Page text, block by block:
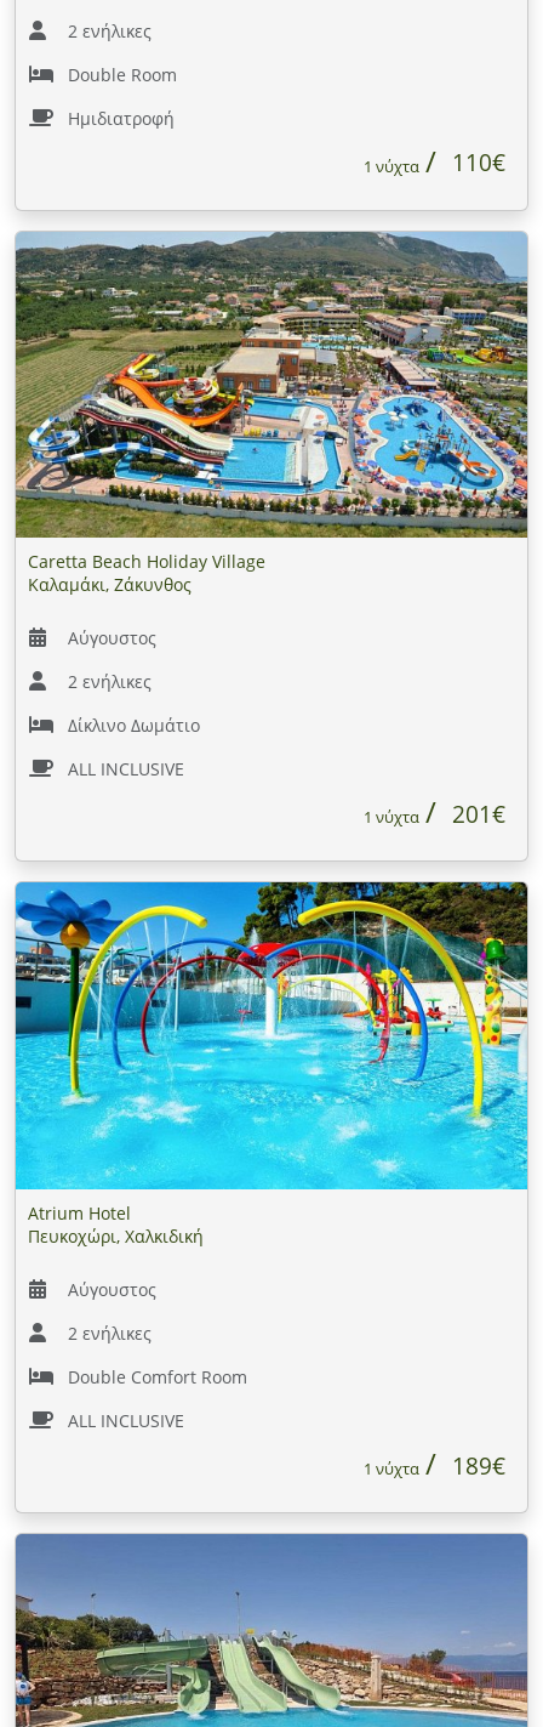
2 ενήλικες
Double Room
Ημιδιατροφή
1 νύχτα 110€
Caretta Beach Holiday Village
Καλαμάκι, Ζάκυνθος
Αύγουστος
2 ενήλικες
Δίκλινο Δωμάτιο
ALL INCLUSIVE
1 νύχτα 201€
Atrium Hotel
Πευκοχώρι, Χαλκιδική
Αύγουστος
2 ενήλικες
Double Comfort Room
ALL INCLUSIVE
1 νύχτα 189€